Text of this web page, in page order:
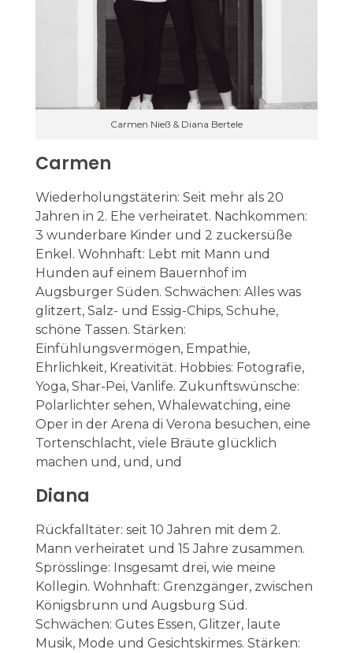
Carmen Nieß & Diana Bertele
Carmen
Wiederholungstäterin: Seit mehr als 20
Jahren in 2. Ehe verheiratet. Nachkommen:
3 wunderbare Kinder und 2 zuckersüße
Enkel. Wohnhaft: Lebt mit Mann und
Hunden auf einem Bauernhof im
Augsburger Süden. Schwächen: Alles was
glitzert, Salz- und Essig-Chips, Schuhe,
schöne Tassen. Stärken:
Einfühlungsvermögen, Empathie,
Ehrlichkeit, Kreativität. Hobbies: Fotografie,
Yoga, Shar-Pei, Vanlife. Zukunftswünsche:
Polarlichter sehen, Whalewatching, eine
Oper in der Arena di Verona besuchen, eine
Tortenschlacht, viele Bräute glücklich
machen und, und, und
Diana
Rückfalltäter: seit 10 Jahren mit dem 2.
Mann verheiratet und 15 Jahre zusammen.
Sprösslinge: Insgesamt drei, wie meine
Kollegin. Wohnhaft: Grenzgänger, zwischen
Königsbrunn und Augsburg Süd.
Schwächen: Gutes Essen, Glitzer, laute
Musik, Mode und Gesichtskirmes. Stärken: